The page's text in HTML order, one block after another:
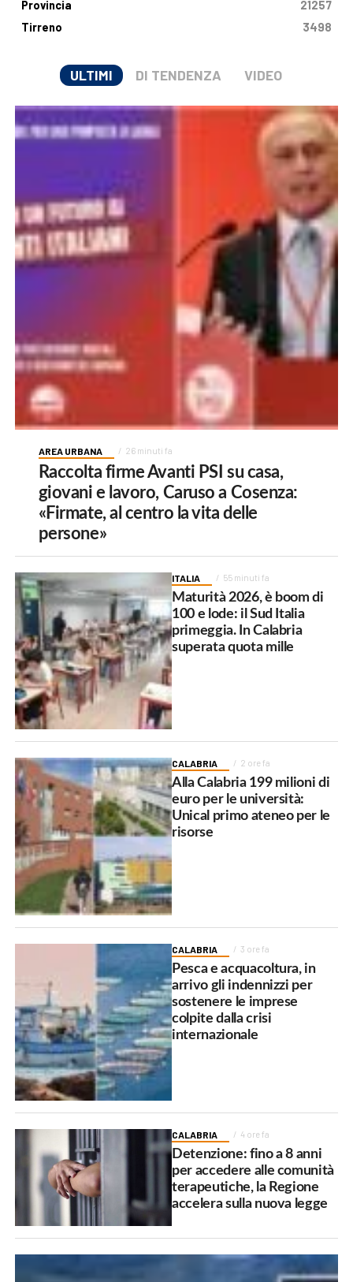
Provincia
21257
Tirreno
3498
ULTIMI DI TENDENZA VIDEO
AREA URBANA 26 minuti fa
Raccolta firme Avanti PSI su casa,
giovani e lavoro, Caruso a Cosenza:
«Firmate, al centro la vita delle
persone»
ITALIA 55 minuti fa
Maturità 2026, è boom di
100 e lode: il Sud Italia
primeggia. In Calabria
superata quota mille
CALABRIA 2 ore fa
Alla Calabria 199 milioni di
euro per le università:
Unical primo ateneo per le
risorse
CALABRIA 3 ore fa
Pesca e acquacoltura, in
arrivo gli indennizzi per
sostenere le imprese
colpite dalla crisi
internazionale
CALABRIA 4 ore fa
Detenzione: fino a 8 anni
per accedere alle comunità
terapeutiche, la Regione
accelera sulla nuova legge